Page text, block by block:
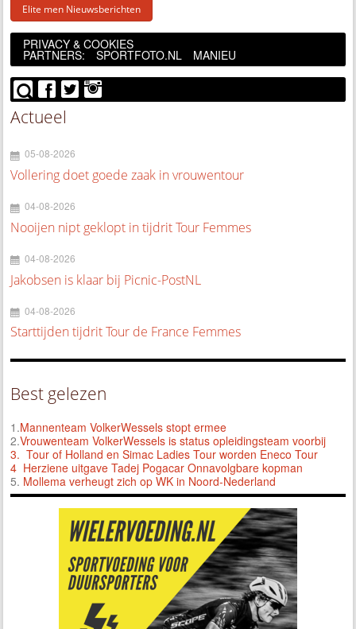
Elite men Nieuwsberichten
PRIVACY & COOKIES
PARTNERS: SPORTFOTO.NL MANIEU
Actueel
05-08-2026
Vollering doet goede zaak in vrouwentour
04-08-2026
Nooijen nipt geklopt in tijdrit Tour Femmes
04-08-2026
Jakobsen is klaar bij Picnic-PostNL
04-08-2026
Starttijden tijdrit Tour de France Femmes
Best gelezen
1.Mannenteam VolkerWessels stopt ermee
2.Vrouwenteam VolkerWessels is status opleidingsteam voorbij
3. Tour of Holland en Simac Ladies Tour worden Eneco Tour
4 Herziene uitgave Tadej Pogacar Onnavolgbare kopman
5. Mollema verheugt zich op WK in Noord-Nederland